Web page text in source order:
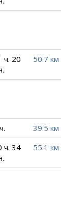
ч. 20
50.7 км
39.5 км
ч. 34
55.1 км